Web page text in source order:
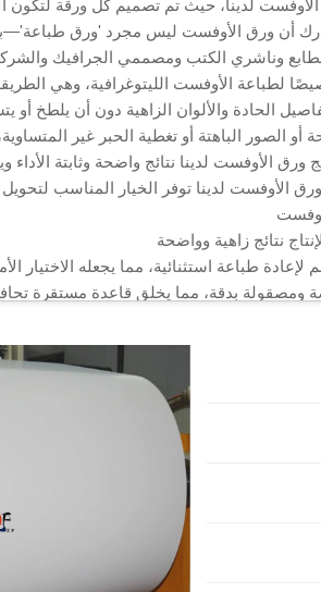
لدينا، حيث تم تصميم كل ورقة لتكون
ندرك أن ورق الأوفست ليس مجرد 'ورق
وناشري الكتب ومصممي الجرافيك
لطباعة الأوفست الليتوغرافية، وهي
الحادة والألوان الزاهية دون أن
الصور الباهتة أو تغطية الحبر غير
الأوفست لدينا نتائج واضحة وثابتة
الأوفست لدينا توفر الخيار المناسب
نتائج زاهية وواضحة
طباعة استثنائية، مما يجعله
ومصقولة بدقة، مما يخلق قاعدة مستقرة
عند طباعة المجلات، حيث ينتبه القراء
للشركات، فهو أمر بالغ الأهمية في حالة
عالية، مما يزيد من احتمالية تفاعل
الذي يُحدث تشتتًا في الأحبار أو يتسبب في
لتتناسب مع كل مشروع
الأوفستية تختلف اختلافًا كبيرًا، بدءًا من
فئتنا نطاقًا واسعًا من المواصفات لتلبية